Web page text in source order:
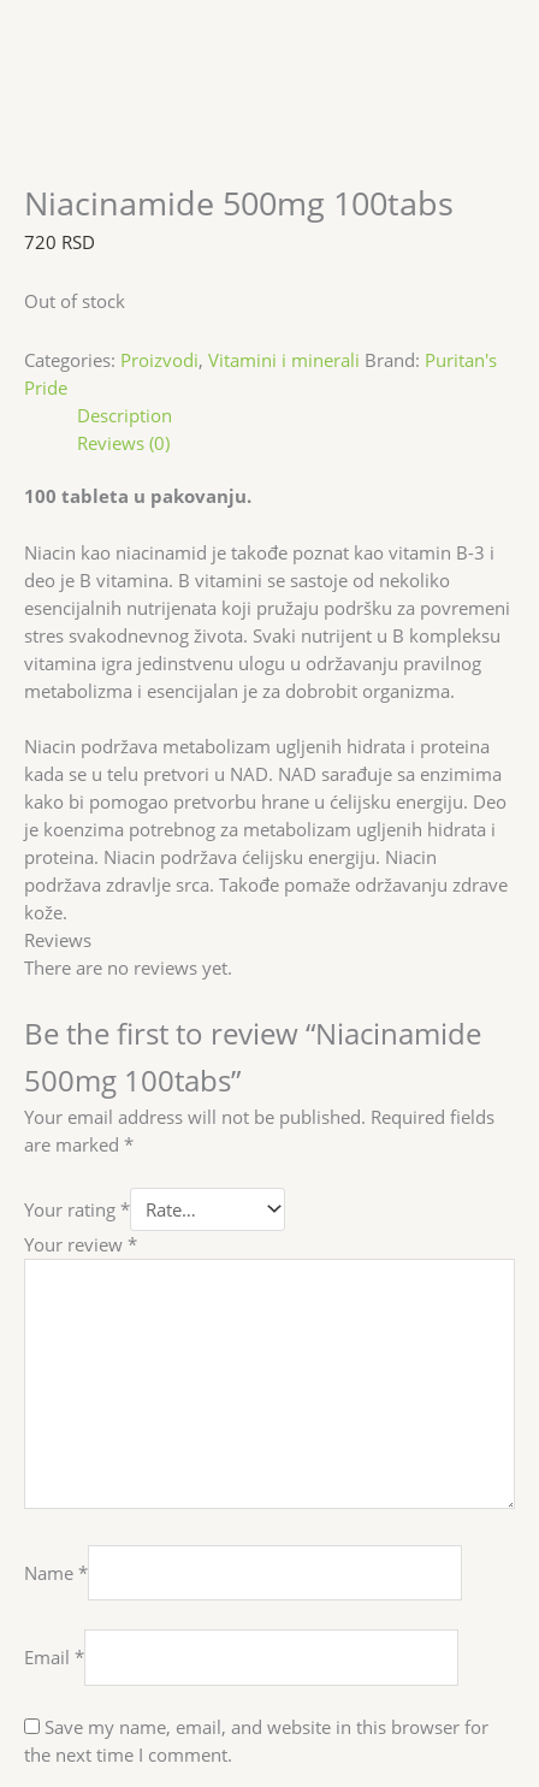
Niacinamide 500mg 100tabs
720 RSD
Out of stock
Categories: Proizvodi, Vitamini i minerali Brand: Puritan's
Pride
Description
Reviews (0)
100 tableta u pakovanju.
Niacin kao niacinamid je takođe poznat kao vitamin B-3 i
deo je B vitamina. B vitamini se sastoje od nekoliko
esencijalnih nutrijenata koji pružaju podršku za povremeni
stres svakodnevnog života. Svaki nutrijent u B kompleksu
vitamina igra jedinstvenu ulogu u održavanju pravilnog
metabolizma i esencijalan je za dobrobit organizma.
Niacin podržava metabolizam ugljenih hidrata i proteina
kada se u telu pretvori u NAD. NAD sarađuje sa enzimima
kako bi pomogao pretvorbu hrane u ćelijsku energiju. Deo
je koenzima potrebnog za metabolizam ugljenih hidrata i
proteina. Niacin podržava ćelijsku energiju. Niacin
podržava zdravlje srca. Takođe pomaže održavanju zdrave
kože.
Reviews
There are no reviews yet.
Be the first to review “Niacinamide
500mg 100tabs”
Your email address will not be published. Required fields
are marked *
Your rating *
Your review *
Name *
Email *
Save my name, email, and website in this browser for
the next time I comment.